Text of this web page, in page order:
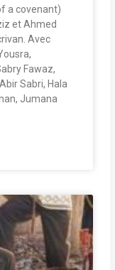
a covenant)
et Ahmed
Avec
Fawaz,
Sabri, Hala
Jumana